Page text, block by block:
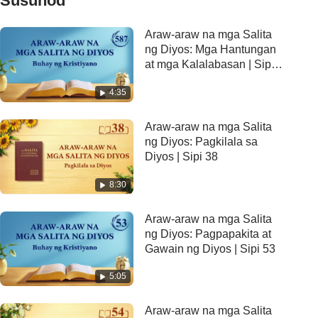
4:35
Araw-araw na mga Salita
ng Diyos: Mga Hantungan
at mga Kalalabasan | Sipi
8:30
Araw-araw na mga Salita
ng Diyos: Pagkilala sa
Diyos | Sipi 38
5:05
Araw-araw na mga Salita
ng Diyos: Pagpapakita at
Gawain ng Diyos | Sipi 53
Araw-araw na mga Salita